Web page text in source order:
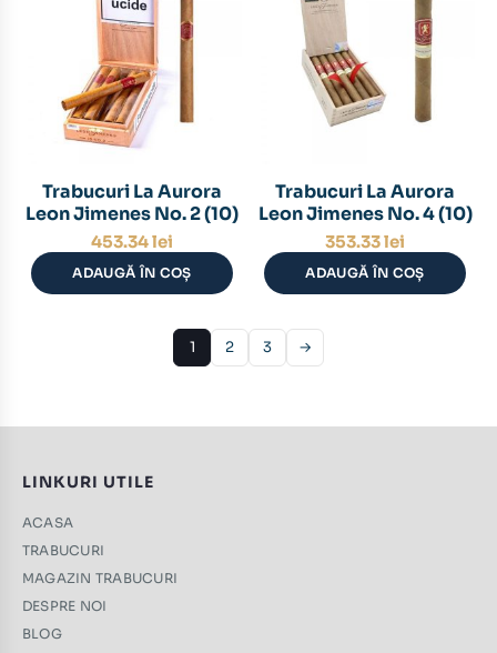
Trabucuri La Aurora
Leon Jimenes No. 2 (10)
453.34lei
ADAUGĂ ÎN COȘ
Trabucuri La Aurora
Leon Jimenes No. 4 (10)
353.33lei
ADAUGĂ ÎN COȘ
1 2 3 →
LINKURI UTILE
ACASA
TRABUCURI
MAGAZIN TRABUCURI
DESPRE NOI
BLOG